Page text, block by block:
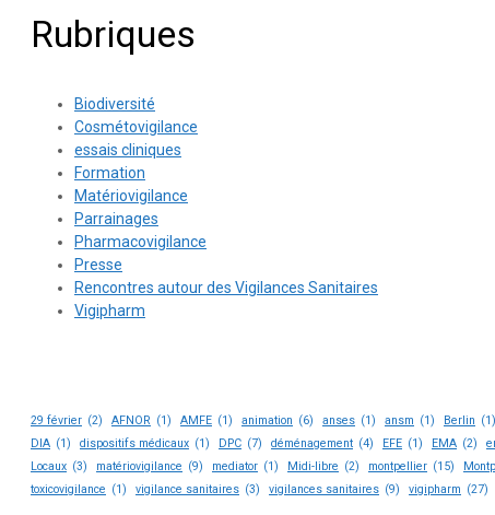
Rubriques
Biodiversité
Cosmétovigilance
essais cliniques
Formation
Matériovigilance
Parrainages
Pharmacovigilance
Presse
Rencontres autour des Vigilances Sanitaires
Vigipharm
29 février (2) AFNOR (1) AMFE (1) animation (6) anses (1) ansm (1) Berlin (1)
DIA (1) dispositifs médicaux (1) DPC (7) déménagement (4) EFE (1) EMA (2)
Locaux (3) matériovigilance (9) mediator (1) Midi-libre (2) montpellier (15)
toxicovigilance (1) vigilance sanitaires (3) vigilances sanitaires (9) vigipharm (27)